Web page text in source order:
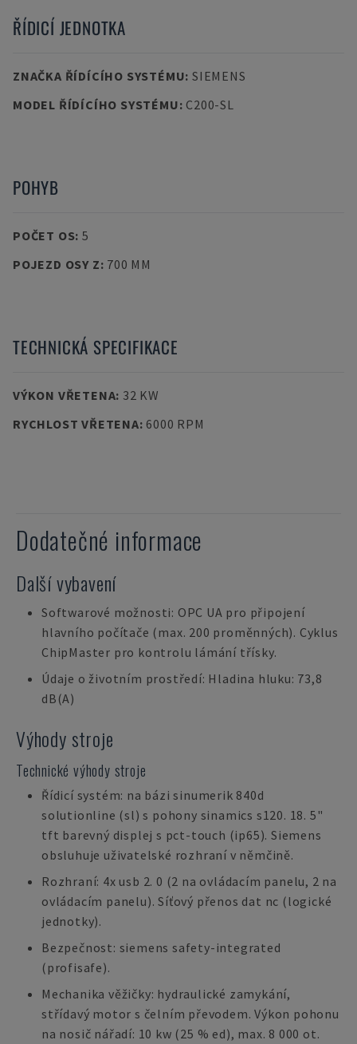
ŘÍDICÍ JEDNOTKA
ZNAČKA ŘÍDÍCÍHO SYSTÉMU: SIEMENS
MODEL ŘÍDÍCÍHO SYSTÉMU: C200-SL
POHYB
POČET OS: 5
POJEZD OSY Z: 700 MM
TECHNICKÁ SPECIFIKACE
VÝKON VŘETENA: 32 KW
RYCHLOST VŘETENA: 6000 RPM
Dodatečné informace
Další vybavení
Softwarové možnosti: OPC UA pro připojení
hlavního počítače (max. 200 proměnných). Cyklus
ChipMaster pro kontrolu lámání třísky.
Údaje o životním prostředí: Hladina hluku: 73,8
dB(A)
Výhody stroje
Technické výhody stroje
Řídicí systém: na bázi sinumerik 840d
solutionline (sl) s pohony sinamics s120. 18. 5"
tft barevný displej s pct-touch (ip65). Siemens
obsluhuje uživatelské rozhraní v němčině.
Rozhraní: 4x usb 2. 0 (2 na ovládacím panelu, 2 na
ovládacím panelu). Síťový přenos dat nc (logické
jednotky).
Bezpečnost: siemens safety-integrated
(profisafe).
Mechanika věžičky: hydraulické zamykání,
střídavý motor s čelním převodem. Výkon pohonu
na nosič nářadí: 10 kw (25 % ed), max. 8 000 ot.